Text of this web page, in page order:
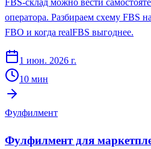
FBS-склад можно вести
оператора. Разбираем схему FBS
FBO и когда realFBS выгоднее.
1 июн. 2026 г.
10 мин
Фулфилмент
Фулфилмент для